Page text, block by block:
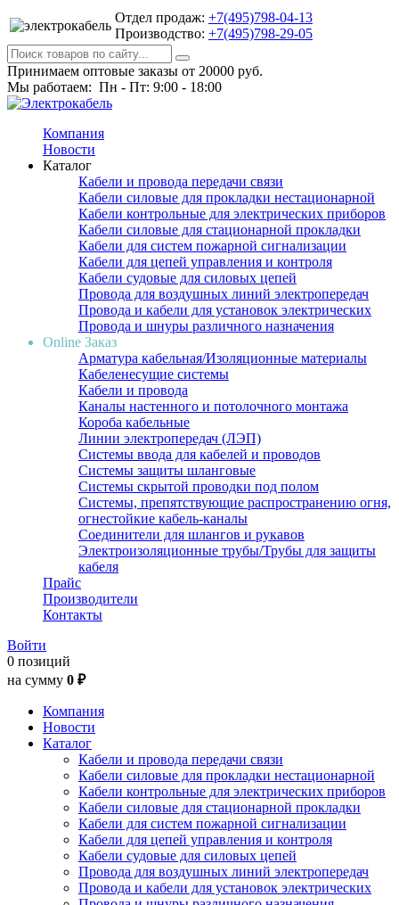
Отдел продаж: +7(495)798-04-13
Производство: +7(495)798-29-05
Принимаем оптовые заказы от 20000 руб.
Мы работаем: Пн - Пт: 9:00 - 18:00
Компания
Новости
Каталог
Кабели и провода передачи связи
Кабели силовые для прокладки нестационарной
Кабели контрольные для электрических приборов
Кабели силовые для стационарной прокладки
Кабели для систем пожарной сигнализации
Кабели для цепей управления и контроля
Кабели судовые для силовых цепей
Провода для воздушных линий электропередач
Провода и кабели для установок электрических
Провода и шнуры различного назначения
Online Заказ
Арматура кабельная/Изоляционные материалы
Кабеленесущие системы
Кабели и провода
Каналы настенного и потолочного монтажа
Короба кабельные
Линии электропередач (ЛЭП)
Системы ввода для кабелей и проводов
Системы защиты шланговые
Системы скрытой проводки под полом
Системы, препятствующие распространению огня,
огнестойкие кабель-каналы
Соединители для шлангов и рукавов
Электроизоляционные трубы/Трубы для защиты
кабеля
Прайс
Производители
Контакты
Войти
0 позиций
на сумму 0 ₽
Компания
Новости
Каталог
Кабели и провода передачи связи
Кабели силовые для прокладки нестационарной
Кабели контрольные для электрических приборов
Кабели силовые для стационарной прокладки
Кабели для систем пожарной сигнализации
Кабели для цепей управления и контроля
Кабели судовые для силовых цепей
Провода для воздушных линий электропередач
Провода и кабели для установок электрических